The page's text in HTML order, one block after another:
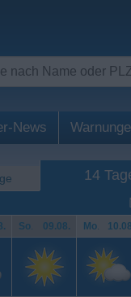
News
14
So. 09.08. Mo.